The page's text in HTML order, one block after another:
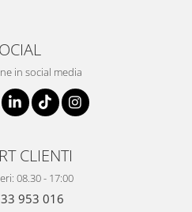
in social media
CLIENTI
08.30 - 17:00
953 016